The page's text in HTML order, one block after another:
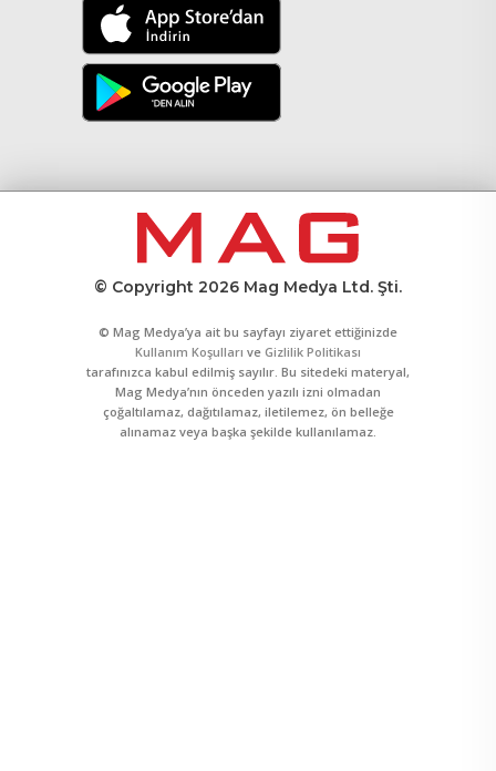
© Copyright 2026 Mag Medya Ltd. Şti.
© Mag Medya’ya ait bu sayfayı ziyaret ettiğinizde
Kullanım Koşulları ve Gizlilik Politikası
tarafınızca kabul edilmiş sayılır. Bu sitedeki materyal,
Mag Medya’nın önceden yazılı izni olmadan
çoğaltılamaz, dağıtılamaz, iletilemez, ön belleğe
alınamaz veya başka şekilde kullanılamaz.